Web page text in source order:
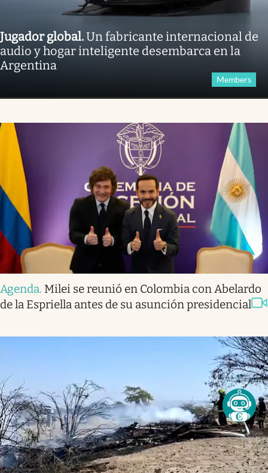
Jugador global.Un fabricante internacional de
audio y hogar inteligente desembarca en la
Argentina
Members
Agenda. Milei se reunió en Colombia con Abelardo
de la Espriella antes de su asunción presidencial